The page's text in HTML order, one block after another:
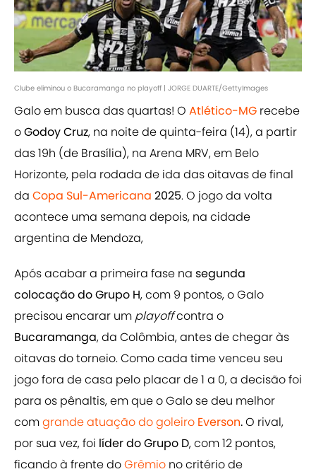
Clube eliminou o Bucaramanga no playoff | JORGE DUARTE/GettyImages
Galo em busca das quartas! O Atlético-MG recebe
oGodoy Cruz, na noite de quinta-feira (14), a partir
das 19h (de Brasília), na Arena MRV, em Belo
Horizonte, pela rodada de ida das oitavas de final
da Copa Sul-Americana 2025. O jogo da volta
acontece uma semana depois, na cidade
argentina de Mendoza,
Após acabar a primeira fase na segunda
colocação do Grupo H, com 9 pontos, o Galo
precisou encarar um playoffcontra o
Bucaramanga, da Colômbia, antes de chegar às
oitavas do torneio. Como cada time venceu seu
jogo fora de casa pelo placar de 1 a 0, a decisão foi
para os pênaltis, em que o Galo se deu melhor
comgrande atuação do goleiro Everson.O rival,
por sua vez, foi líder doGrupo D, com 12 pontos,
ficando à frente doGrêmio no critério de